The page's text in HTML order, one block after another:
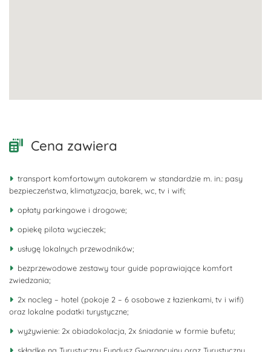
Cena zawiera
transport komfortowym autokarem w standardzie m. in.: pasy
bezpieczeństwa, klimatyzacja, barek, wc, tv i wifi;
opłaty parkingowe i drogowe;
opiekę pilota wycieczek;
usługę lokalnych przewodników;
bezprzewodowe zestawy tour guide poprawiające komfort
zwiedzania;
2x nocleg – hotel (pokoje 2 – 6 osobowe z łazienkami, tv i wifi)
oraz lokalne podatki turystyczne;
wyżywienie: 2x obiadokolacja, 2x śniadanie w formie bufetu;